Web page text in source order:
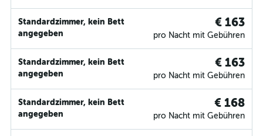
Standardzimmer, kein Bett
angegeben
€ 163
pro Nacht mit Gebühren
Standardzimmer, kein Bett
angegeben
€ 163
pro Nacht mit Gebühren
Standardzimmer, kein Bett
angegeben
€ 168
pro Nacht mit Gebühren